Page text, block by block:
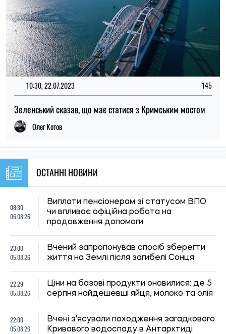
10:30, 22.07.2023 145
Зеленський сказав, що має статися з Кримським мостом
Олег Котов
ОСТАННІ НОВИНИ
08:30
06.08.26
Виплати пенсіонерам зі статусом ВПО:
чи впливає офіційна робота на
продовження допомоги
23:00
05.08.26
Вчений запропонував спосіб зберегти
життя на Землі після загибелі Сонця
22:29
05.08.26
Ціни на базові продукти оновилися: де 5
серпня найдешевші яйця, молоко та олія
22:00
05.08.26
Вчені з'ясували походження загадкового
Кривавого водоспаду в Антарктиді